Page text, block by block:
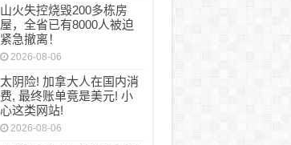
山火失控烧毁200多栋房
屋，全省已有8000人被迫
紧急撤离！
2026-08-06
太阴险! 加拿大人在国内消
费, 最终账单竟是美元! 小
心这类网站!
2026-08-06